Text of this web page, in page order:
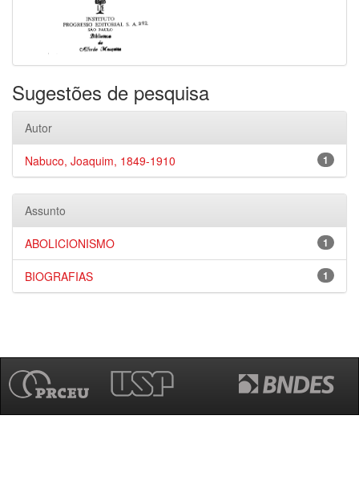
Sugestões de pesquisa
Autor
1
Nabuco, Joaquim, 1849-1910
Assunto
1
ABOLICIONISMO
1
BIOGRAFIAS